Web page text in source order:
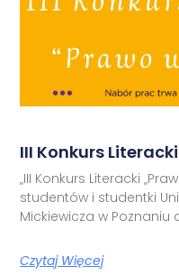
III Konkurs Literacki
„III Konkurs Literacki
studentów i studentki
Mickiewicza w Poznaniu
Czytaj Więcej